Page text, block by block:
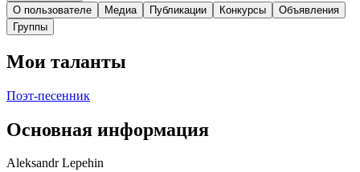
О пользователе
Медиа Публикации Конкурсы
Объявления
Группы
Мои таланты
Поэт-песенник
Основная информация
Aleksandr Lepehin